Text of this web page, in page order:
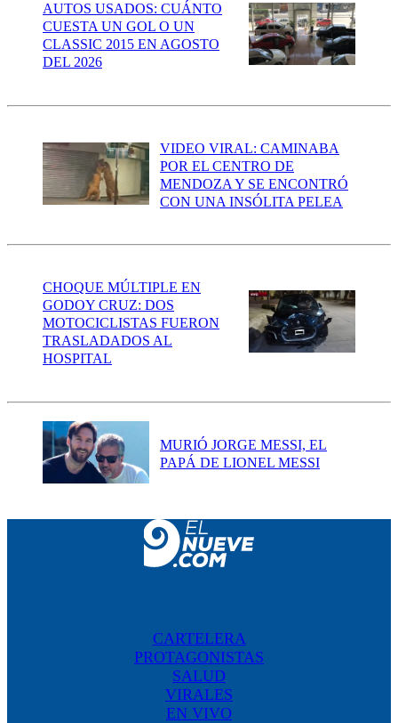
AUTOS USADOS: CUÁNTO
CUESTA UN GOL O UN
CLASSIC 2015 EN AGOSTO
DEL 2026
VIDEO VIRAL: CAMINABA
POR EL CENTRO DE
MENDOZA Y SE ENCONTRÓ
CON UNA INSÓLITA PELEA
CHOQUE MÚLTIPLE EN
GODOY CRUZ: DOS
MOTOCICLISTAS FUERON
TRASLADADOS AL
HOSPITAL
MURIÓ JORGE MESSI, EL
PAPÁ DE LIONEL MESSI
CARTELERA
PROTAGONISTAS
SALUD
VIRALES
EN VIVO